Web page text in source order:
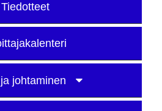
Tiedotteet
johtaminen